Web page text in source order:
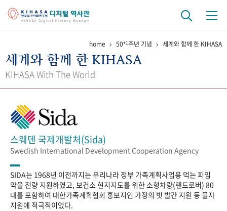
걸어온 길 기관 변천사 역대 기관장
정책과 연구 키워드로 보는 연구 역사
간행물 변천사
기록물 아카이브
사진 아카이브 문서 기록물 행정박물 영상 기록물
home 50+1주년 기념 세계와 함께 한 KIHASA
세계와 함께 한 KIHASA
KIHASA With The World
스웨덴 국제개발처(Sida)
Swedish International Development Cooperation Agency
SIDA는 1968년 이전까지는 우리나라 정부 가족계획사업용 먹는 피임
약을 전량 지원하였고, 보건소 현지지도를 위한 소형차량(랜드로버) 80
대를 포함하여 대한가족계획협회 홍보지인 가정의 벗 발간 지원 등 물자
지원에 적극적이었다.